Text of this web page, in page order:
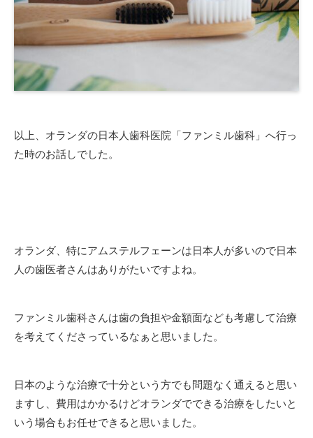
以上、オランダの日本人歯科医院「ファンミル歯科」へ行っ
た時のお話しでした。
オランダ、特にアムステルフェーンは日本人が多いので日本
人の歯医者さんはありがたいですよね。
ファンミル歯科さんは歯の負担や金額面なども考慮して治療
を考えてくださっているなぁと思いました。
日本のような治療で十分という方でも問題なく通えると思い
ますし、費用はかかるけどオランダでできる治療をしたいと
いう場合もお任せできると思いました。